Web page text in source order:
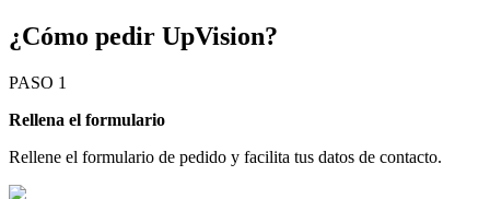
¿Cómo pedir UpVision?
PASO 1
Rellena el formulario
Rellene el formulario de pedido y facilita tus datos de contacto.